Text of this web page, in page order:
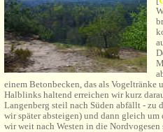
einem Betonbecken, das als
Halblinks haltend erreichen wir kurz
Langenberg steil nach Süden abfällt - zu
wir später absteigen) und dann gleich um
wir weit nach Westen in die Nordvogesen